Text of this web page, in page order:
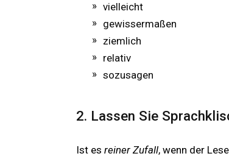
vielleicht
gewissermaßen
ziemlich
relativ
sozusagen
2. Lassen Sie
Ist es reiner Zufall, wenn der